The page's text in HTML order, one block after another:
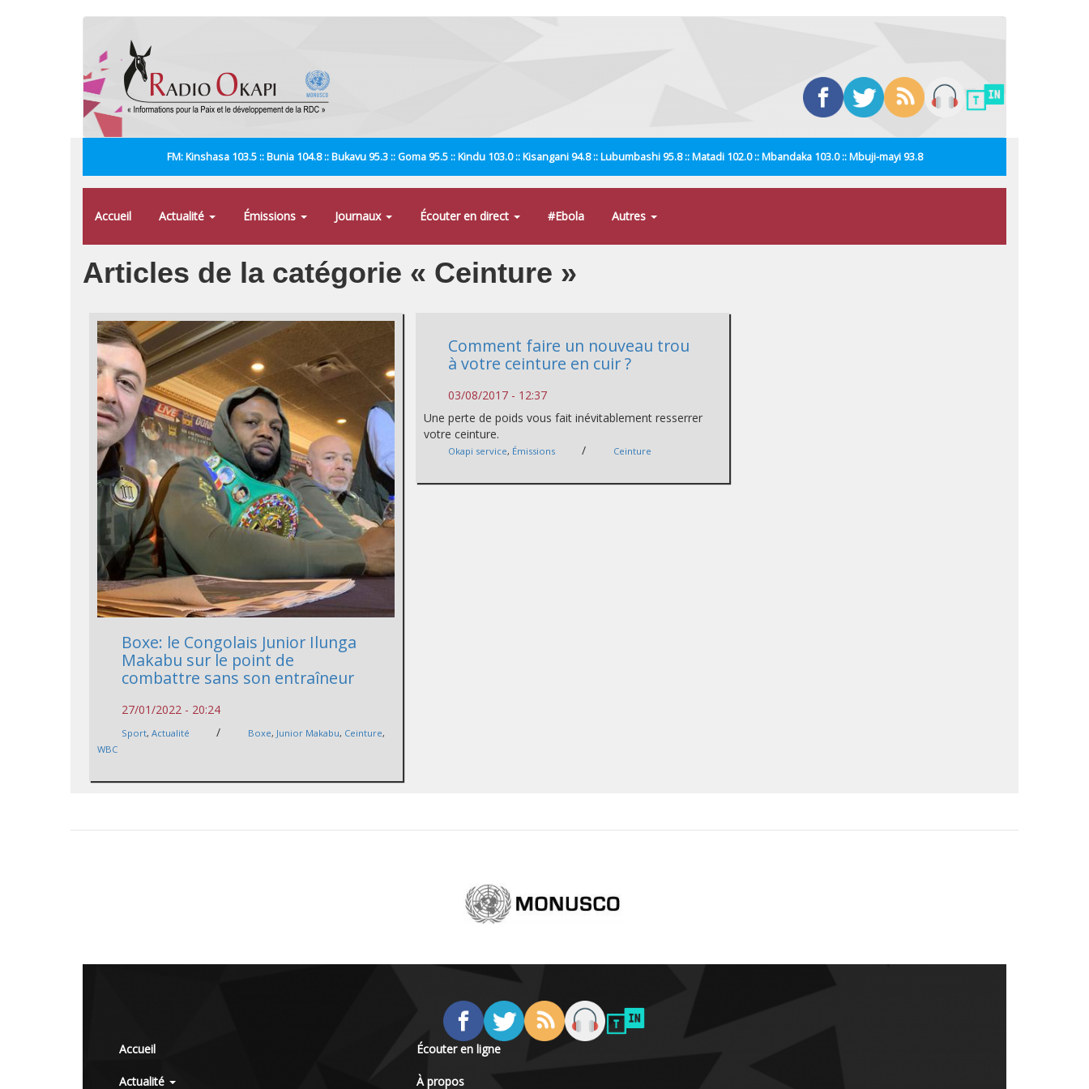
FM: Kinshasa 103.5 :: Bunia 104.8 :: Bukavu 95.3 :: Goma 95.5 :: Kindu 103.0 :: Kisangani 94.8 :: Lubumbashi 95.8 :: Matadi 102.0 :: Mbandaka 103.0 :: Mbuji-mayi 93.8
Accueil Actualité Émissions Journaux Écouter en direct #Ebola Autres
Articles de la catégorie « Ceinture »
Boxe: le Congolais Junior Ilunga
Makabu sur le point de
combattre sans son entraîneur
27/01/2022 - 20:24
Sport,Actualité / Boxe, Junior Makabu, Ceinture,
WBC
Comment faire un nouveau trou
à votre ceinture en cuir ?
03/08/2017 - 12:37
Une perte de poids vous fait inévitablement resserrer
votre ceinture.
Okapi service, Émissions / Ceinture
Accueil
Actualité
Écouter en ligne
À propos